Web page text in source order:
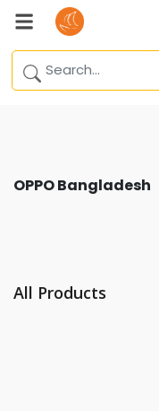
OPPO Bangladesh
All Products